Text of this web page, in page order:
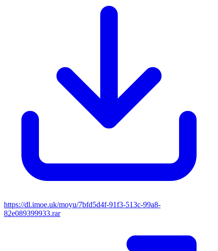
https://dl.imoe.uk/moyu/7bfd5d4f-91f3-513c-99a8-
82e089399933.rar